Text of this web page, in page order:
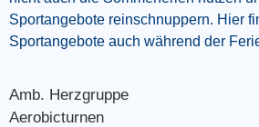
Sportangebote reinschnuppern. Hier
Sportangebote auch während der
Amb. Herzgruppe
Aerobicturnen